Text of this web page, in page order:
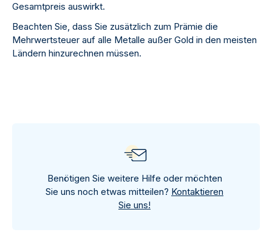
Gesamtpreis auswirkt.
Beachten Sie, dass Sie zusätzlich zum Prämie die
Mehrwertsteuer auf alle Metalle außer Gold in den meisten
Ländern hinzurechnen müssen.
Benötigen Sie weitere Hilfe oder möchten
Sie uns noch etwas mitteilen? Kontaktieren
Sie uns!